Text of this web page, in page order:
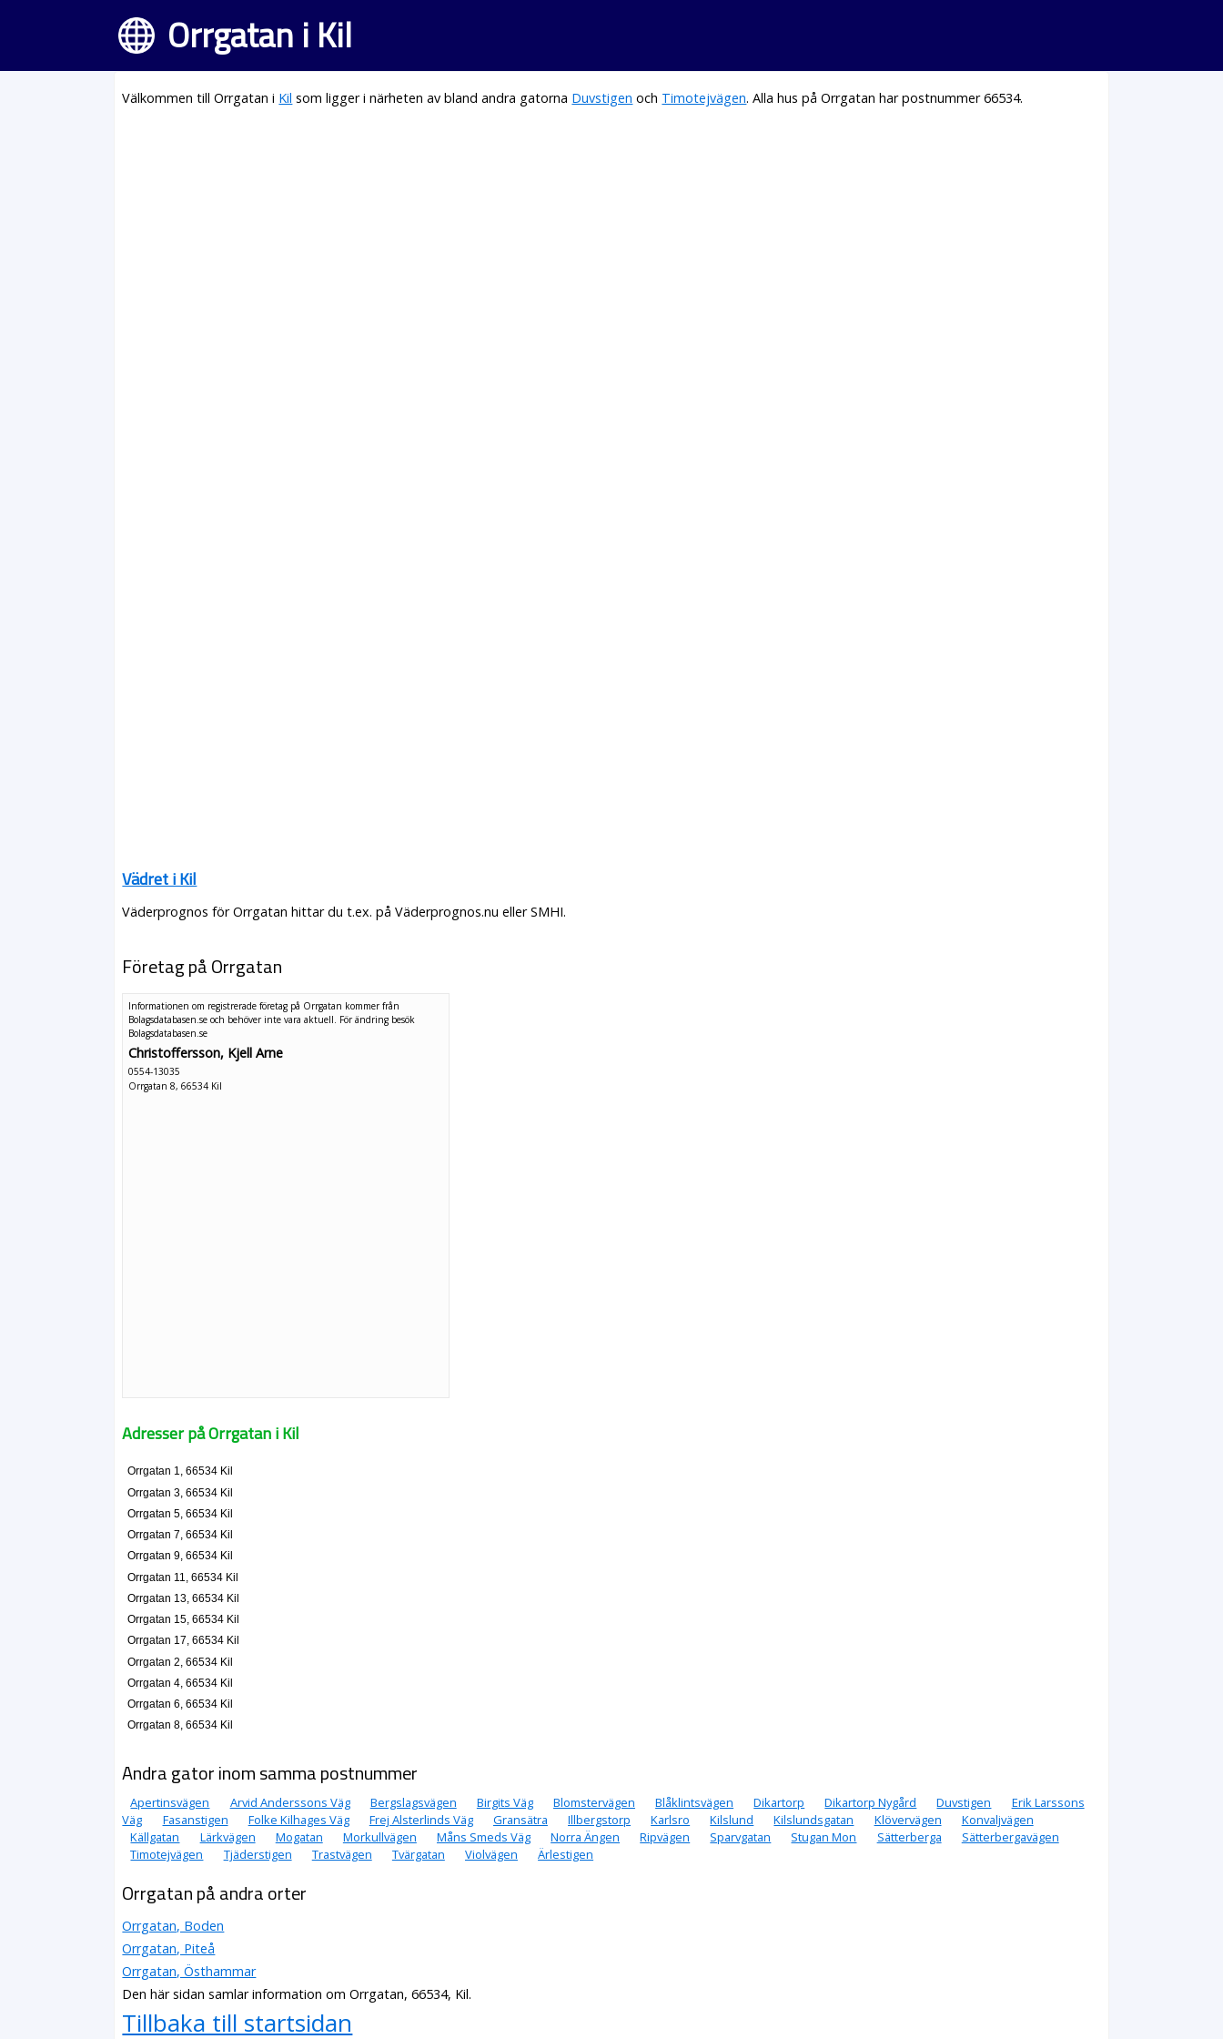
Orrgatan i Kil
Välkommen till Orrgatan i Kil som ligger i närheten av bland andra gatorna Duvstigen och Timotejvägen. Alla hus på Orrgatan har postnummer 66534.
Vädret i Kil
Väderprognos för Orrgatan hittar du t.ex. på Väderprognos.nu eller SMHI.
Företag på Orrgatan
Informationen om registrerade företag på Orrgatan kommer från
Bolagsdatabasen.se och behöver inte vara aktuell. För ändring besök
Bolagsdatabasen.se
Christoffersson, Kjell Arne
0554-13035
Orrgatan 8, 66534 Kil
Adresser på Orrgatan i Kil
Orrgatan 1, 66534 Kil
Orrgatan 3, 66534 Kil
Orrgatan 5, 66534 Kil
Orrgatan 7, 66534 Kil
Orrgatan 9, 66534 Kil
Orrgatan 11, 66534 Kil
Orrgatan 13, 66534 Kil
Orrgatan 15, 66534 Kil
Orrgatan 17, 66534 Kil
Orrgatan 2, 66534 Kil
Orrgatan 4, 66534 Kil
Orrgatan 6, 66534 Kil
Orrgatan 8, 66534 Kil
Andra gator inom samma postnummer
Apertinsvägen Arvid Anderssons Väg Bergslagsvägen Birgits Väg Blomstervägen Blåklintsvägen Dikartorp Dikartorp Nygård Duvstigen
Erik Larssons
Väg
Fasanstigen Folke Kilhages Väg Frej Alsterlinds Väg Gransätra Illbergstorp Karlsro Kilslund Kilslundsgatan Klövervägen
Konvaljvägen
Källgatan
Lärkvägen Mogatan Morkullvägen Måns Smeds Väg Norra Ängen Ripvägen Sparvgatan Stugan Mon Sätterberga
Sätterbergavägen
Timotejvägen
Tjäderstigen Trastvägen Tvärgatan Violvägen Ärlestigen
Orrgatan på andra orter
Orrgatan, Boden
Orrgatan, Piteå
Orrgatan, Östhammar
Den här sidan samlar information om Orrgatan, 66534, Kil.
Tillbaka till startsidan